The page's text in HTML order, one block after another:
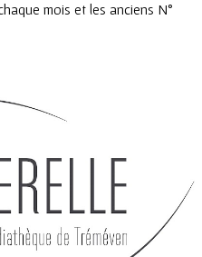
mois et les anciens N°